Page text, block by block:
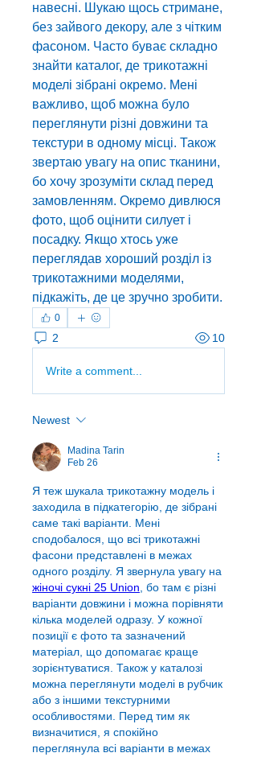
навесні. Шукаю щось стримане,
без зайвого декору, але з чітким
фасоном. Часто буває складно
знайти каталог, де трикотажні
моделі зібрані окремо. Мені
важливо, щоб можна було
переглянути різні довжини та
текстури в одному місці. Також
звертаю увагу на опис тканини,
бо хочу зрозуміти склад перед
замовленням. Окремо дивлюся
фото, щоб оцінити силует і
посадку. Якщо хтось уже
переглядав хороший розділ із
трикотажними моделями,
підкажіть, де це зручно зробити.
0
2 10
Write a comment...
Newest
Madina Tarin
Feb 26
Я теж шукала трикотажну модель і
заходила в підкатегорію, де зібрані
саме такі варіанти. Мені
сподобалося, що всі трикотажні
фасони представлені в межах
жіночі сукні 25 Union , бо там є різні
варіанти довжини і можна порівняти
кілька моделей одразу. У кожної
позиції є фото та зазначений
матеріал, що допомагає краще
зорієнтуватися. Також у каталозі
можна переглянути моделі в рубчик
або з іншими текстурними
особливостями. Перед тим як
визначитися, я спокійно
переглянула всі варіанти в межах